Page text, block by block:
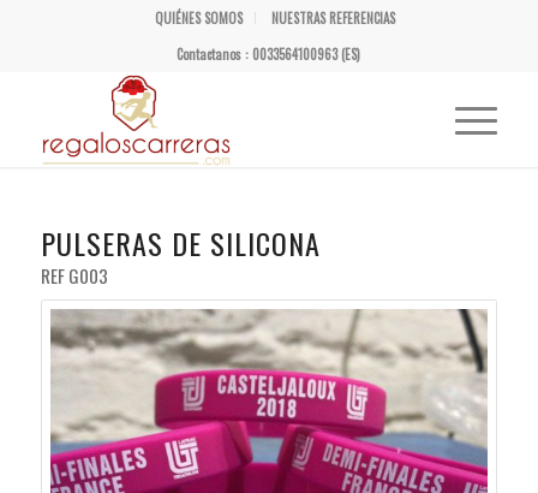
QUIÉNES SOMOS
NUESTRAS REFERENCIAS
Contactanos : 0033564100963 (ES)
PULSERAS DE SILICONA
REF G003